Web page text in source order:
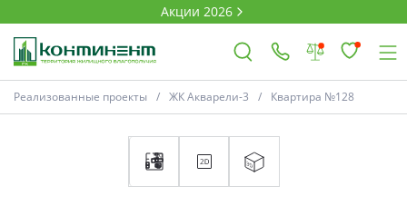
Акции 2026
Реализованные проекты ЖК Акварели-3 Квартира №128